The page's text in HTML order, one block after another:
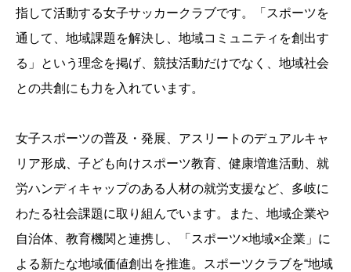
指して活動する女子サッカークラブです。「スポーツを
通して、地域課題を解決し、地域コミュニティを創出す
る」という理念を掲げ、競技活動だけでなく、地域社会
との共創にも力を入れています。
女子スポーツの普及・発展、アスリートのデュアルキャ
リア形成、子ども向けスポーツ教育、健康増進活動、就
労ハンディキャップのある人材の就労支援など、多岐に
わたる社会課題に取り組んでいます。また、地域企業や
自治体、教育機関と連携し、「スポーツ×地域×企業」に
よる新たな地域価値創出を推進。スポーツクラブを“地域